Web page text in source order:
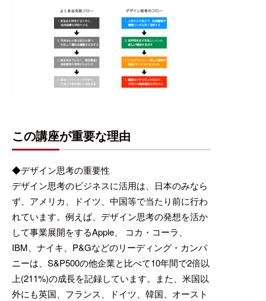
この講座が重要な理由
◆デザイン思考の重要性
デザイン思考のビジネスに活用は、日本のみなら
ず、アメリカ、ドイツ、中国等で当たり前に行わ
れています。例えば、デザイン思考の発想を活か
して事業展開をするApple、 コカ・コーラ、
IBM、ナイキ、P&Gなどのリーディング・カンパ
ニーは、S&P500の他企業と比べて10年間で2倍以
上(211%)の成長を記録しています。また、米国以
外にも英国、フランス、ドイツ、韓国、オースト